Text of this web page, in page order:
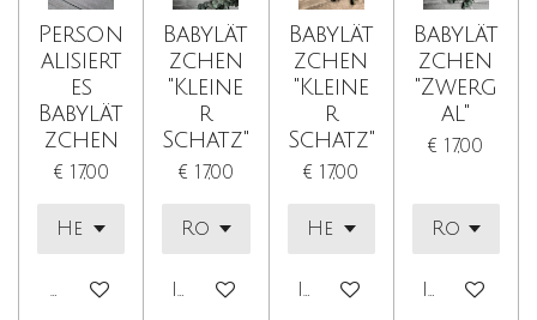
Person
alisiert
es
Babylät
zchen
€ 17,00
Details anzeigen
Babylät
zchen
"Kleine
r
Schatz"
€ 17,00
In den Warenkorb
Babylät
zchen
"Kleine
r
Schatz"
€ 17,00
In den Warenkorb
Babylät
zchen
"Zwerg
al"
€ 17,00
In den